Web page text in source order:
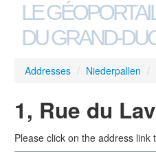
LE
DU GRAND-
Addresses / Niederpallen /
1, Rue du
Please click on the address